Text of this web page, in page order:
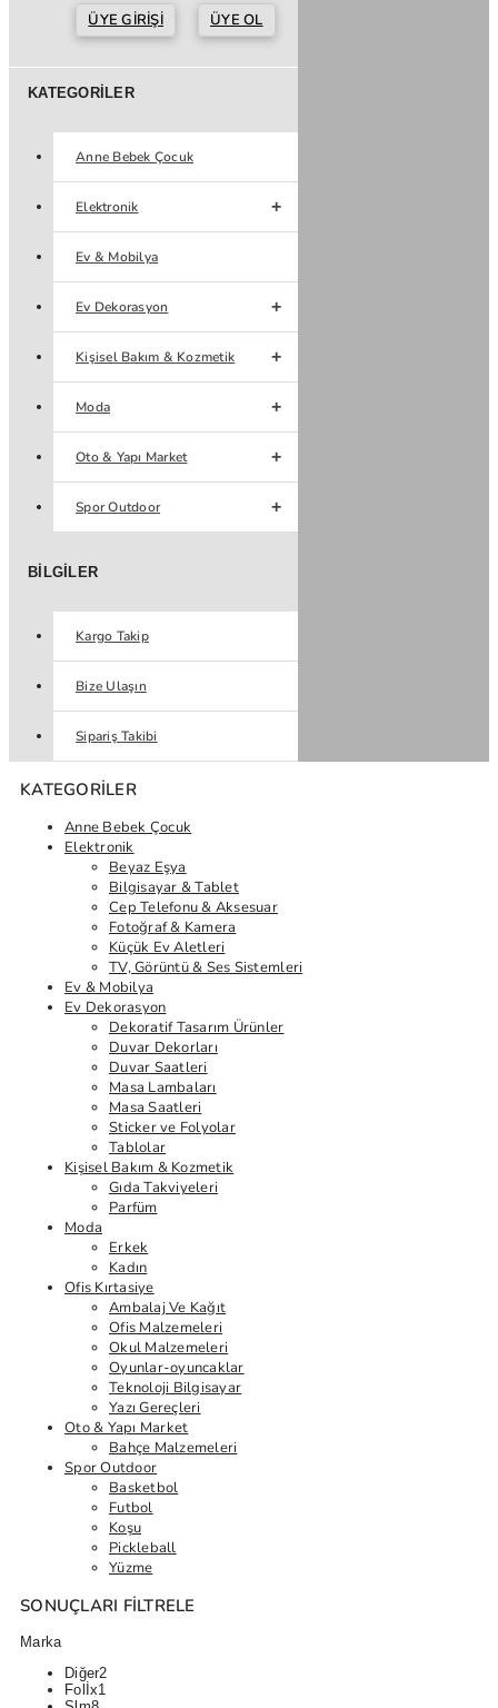
ÜYE GIRIŞI ÜYE OL
KATEGORILER
Anne Bebek Çocuk
Elektronik
Ev & Mobilya
Ev Dekorasyon
Kişisel Bakım & Kozmetik
Moda
Oto & Yapı Market
Spor Outdoor
BILGILER
Kargo Takip
Bize Ulaşın
Sipariş Takibi
KATEGORILER
Anne Bebek Çocuk
Elektronik
Beyaz Eşya
Bilgisayar & Tablet
Cep Telefonu & Aksesuar
Fotoğraf & Kamera
Küçük Ev Aletleri
TV, Görüntü & Ses Sistemleri
Ev & Mobilya
Ev Dekorasyon
Dekoratif Tasarım Ürünler
Duvar Dekorları
Duvar Saatleri
Masa Lambaları
Masa Saatleri
Sticker ve Folyolar
Tablolar
Kişisel Bakım & Kozmetik
Gıda Takviyeleri
Parfüm
Moda
Erkek
Kadın
Ofis Kırtasiye
Ambalaj Ve Kağıt
Ofis Malzemeleri
Okul Malzemeleri
Oyunlar-oyuncaklar
Teknoloji Bilgisayar
Yazı Gereçleri
Oto & Yapı Market
Bahçe Malzemeleri
Spor Outdoor
Basketbol
Futbol
Koşu
Pickleball
Yüzme
SONUÇLARI FILTRELE
Marka
Diğer2
Folİx1